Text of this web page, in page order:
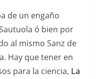
de un engaño
ó bien por
al mismo Sanz de
Hay que tener en
para la ciencia, La